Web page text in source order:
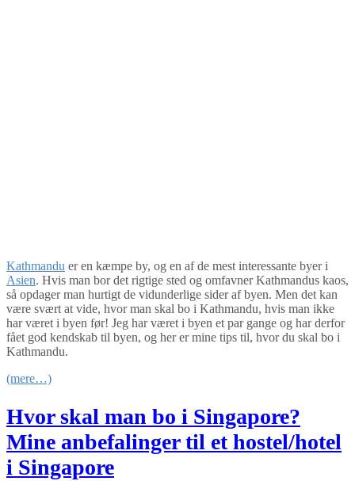
Kathmandu er en kæmpe by, og en af de mest interessante byer i
Asien. Hvis man bor det rigtige sted og omfavner Kathmandus kaos,
så opdager man hurtigt de vidunderlige sider af byen. Men det kan
være svært at vide, hvor man skal bo i Kathmandu, hvis man ikke
har været i byen før! Jeg har været i byen et par gange og har derfor
fået god kendskab til byen, og her er mine tips til, hvor du skal bo i
Kathmandu.
(mere…)
Hvor skal man bo i Singapore?
Mine anbefalinger til et hostel/hotel
i Singapore